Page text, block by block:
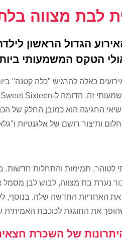
לבת מצווה
הגדול הראשון
הטקס המשמעותי
כאלה להרגיש "כלה קטנה"
החגיגה הוא כמובן החלק של
ותיצור רושם של אלגנטיות
לטוהר, תמימות והתחלות חדשות.
נערת בת מצווה, לבוש לבן
האחריות החדשה שלה. בנוסף,
את החוגגת לכוכבת האמיתית
של השכרת